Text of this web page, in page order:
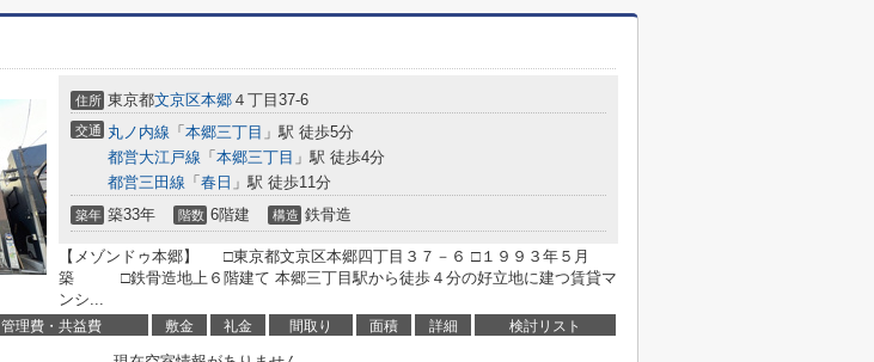
住所 東京都文京区本郷 ４丁目37-6
交通 丸ノ内線 「 本郷三丁目 」駅 徒歩5分
都営大江戸線 「 本郷三丁目 」駅 徒歩4分
都営三田線 「 春日 」駅 徒歩11分
築年 築33年 階数 6階建 構造 鉄骨造
【メゾンドゥ本郷】 □東京都文京区本郷四丁目３７－６ □１９９３年５月
築 □鉄骨造地上６階建て 本郷三丁目駅から徒歩４分の好立地に建つ賃貸マ
ンシ...
管理費・共益費 敷金 礼金 間取り 面積 詳細 検討リスト